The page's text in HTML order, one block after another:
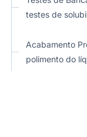
testes de
Acabamento
polimento do